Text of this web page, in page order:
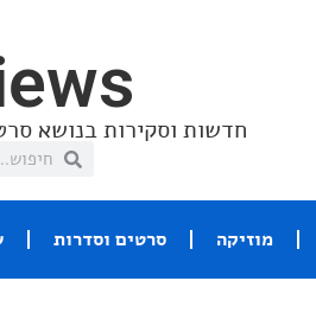
חדשות וסקירות בנושא
מוזיקה סרטים וסדרות